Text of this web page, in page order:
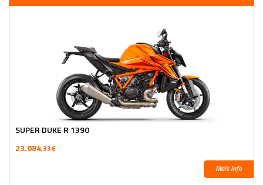
SUPER DUKE R 1390
23.084,33€
Mais Info